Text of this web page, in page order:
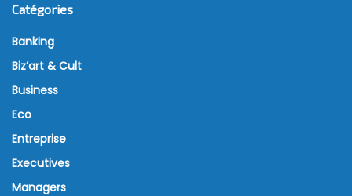
Catégories
Banking
Biz’art & Cult
Business
Eco
Entreprise
Executives
Managers